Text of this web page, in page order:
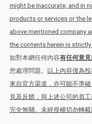
might be inaccurate, and in
products or services or the
above mentioned company
the contents herein is
如對本網任何內容有任何意
您處理問題。
以上內容僅為
來自官方渠道，亦可能不準
見及反饋，與上述公司的員
完全無關。未經授權切勿轉